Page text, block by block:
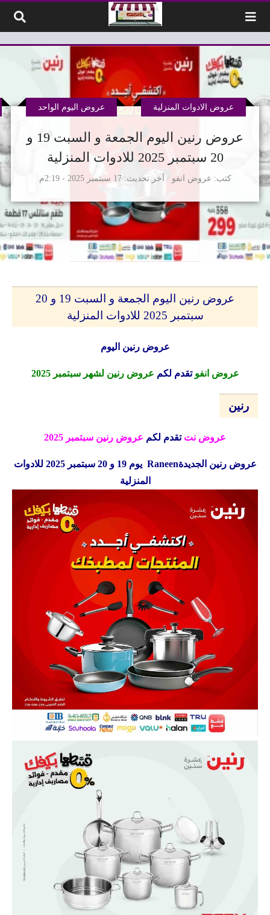
عروض رنين اليوم الجمعة و السبت 19 و
20 سبتمبر 2025 للادوات المنزلية
كتب عروض انفو
عروض الادوات المنزلية عروض اليوم الواحد
آخر تحديث 17 سبتمبر 2025 - 2:19م
عروض رنين اليوم الجمعة و السبت 19 و 20
سبتمبر 2025 للادوات المنزلية
عروض رنين اليوم
عروض انفو تقدم لكم عروض رنين لشهر سبتمبر 2025
رنين
عروض نت تقدم لكم عروض رنين سبتمبر 2025
عروض رنين الجديدةRaneen
يوم 19 و 20 سبتمبر 2025 للادوات
المنزلية